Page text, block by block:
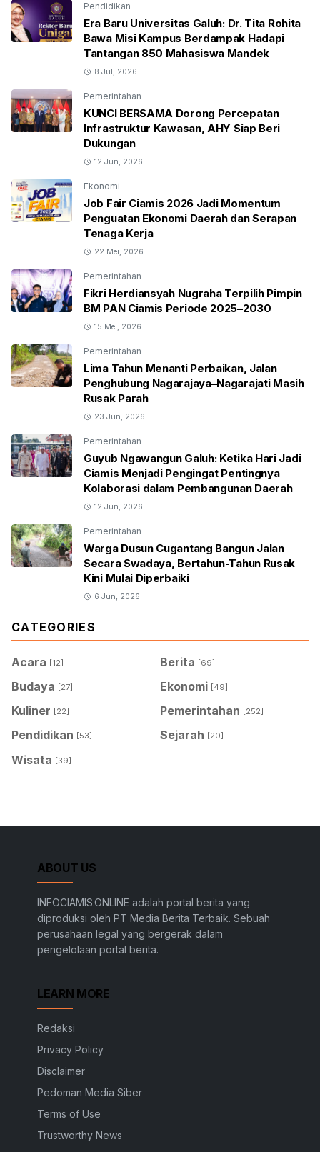
Pendidikan
Era Baru Universitas Galuh: Dr. Tita Rohita
Bawa Misi Kampus Berdampak Hadapi
Tantangan 850 Mahasiswa Mandek
8 Jul, 2026
Pemerintahan
KUNCI BERSAMA Dorong Percepatan
Infrastruktur Kawasan, AHY Siap Beri
Dukungan
12 Jun, 2026
Ekonomi
Job Fair Ciamis 2026 Jadi Momentum
Penguatan Ekonomi Daerah dan Serapan
Tenaga Kerja
22 Mei, 2026
Pemerintahan
Fikri Herdiansyah Nugraha Terpilih Pimpin
BM PAN Ciamis Periode 2025–2030
15 Mei, 2026
Pemerintahan
Lima Tahun Menanti Perbaikan, Jalan
Penghubung Nagarajaya–Nagarajati Masih
Rusak Parah
23 Jun, 2026
Pemerintahan
Guyub Ngawangun Galuh: Ketika Hari Jadi
Ciamis Menjadi Pengingat Pentingnya
Kolaborasi dalam Pembangunan Daerah
12 Jun, 2026
Pemerintahan
Warga Dusun Cugantang Bangun Jalan
Secara Swadaya, Bertahun-Tahun Rusak
Kini Mulai Diperbaiki
6 Jun, 2026
CATEGORIES
Acara [12] Berita [69]
Budaya [27] Ekonomi [49]
Kuliner [22] Pemerintahan [252]
Pendidikan [53] Sejarah [20]
Wisata [39]
ABOUT US
INFOCIAMIS.ONLINE adalah portal berita yang
diproduksi oleh PT Media Berita Terbaik. Sebuah
perusahaan legal yang bergerak dalam
pengelolaan portal berita.
LEARN MORE
Redaksi
Privacy Policy
Disclaimer
Pedoman Media Siber
Terms of Use
Trustworthy News